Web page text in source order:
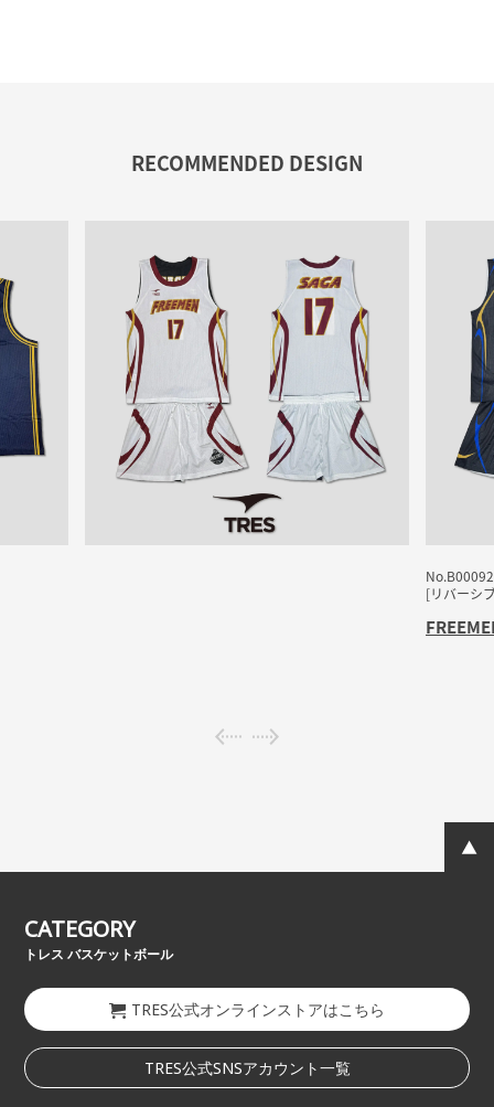
RECOMMENDED DESIGN
No.B00092307-1
[リバーシブルウェア]
FREEMEN様
[リバーシ
CATEGORY
トレス バスケットボール
TRES公式オンラインストアはこちら
TRES公式SNSアカウント一覧